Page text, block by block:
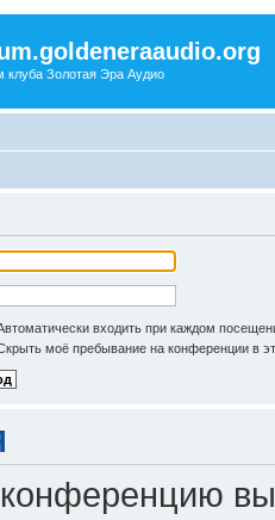
клуба Золотая Эра Аудио
входить при каждом
моё пребывание на конференции в